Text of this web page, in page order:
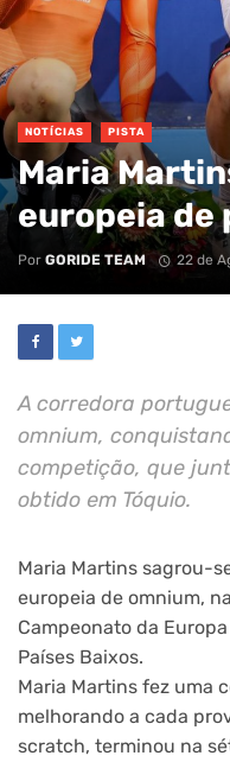
NOTÍCIAS PISTA
Maria
europeia
Por GORIDE TEAM 22 de
A corredora
omnium,
competição, que
obtido em Tóquio.
Maria Martins sagrou-
europeia de omnium,
Campeonato da
Países Baixos.
Maria Martins fez uma
melhorando a cada
scratch, terminou na